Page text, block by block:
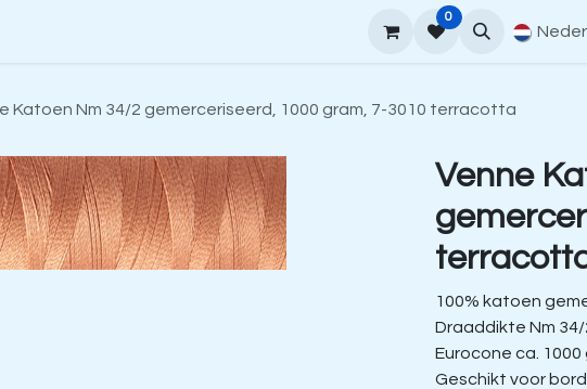
Hoe te bestellen
0
Katoen Nm 34/2 gemerceriseerd, 1000 gram, 7-3010 terracotta
Venne
100% katoen
Draaddikte Nm 34/
Eurocone ca. 1000
Geschikt voor